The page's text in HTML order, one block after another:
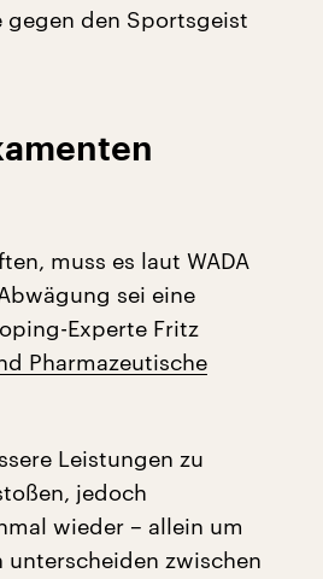
gegen den Sportsgeist
muss es laut WADA
sei eine
Experte Fritz
Pharmazeutische
Leistungen zu
jedoch
wieder – allein um
unterscheiden zwischen